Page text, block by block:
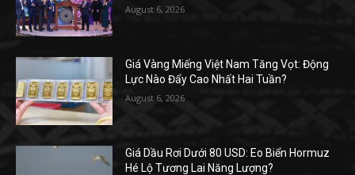
August 6, 2026
Giá Vàng Miếng Việt Nam Tăng Vọt: Động
Lực Nào Đẩy Cao Nhất Hai Tuần?
August 6, 2026
Giá Dầu Rơi Dưới 80 USD: Eo Biển Hormuz
Hé Lộ Tương Lai Năng Lượng?